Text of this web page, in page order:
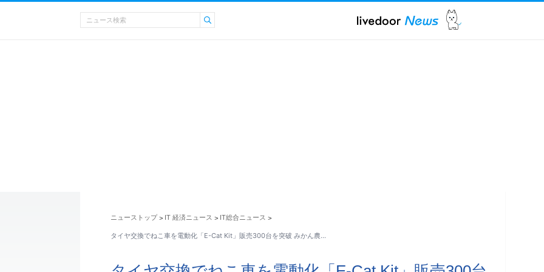
ニューストップ > IT 経済ニュース > IT総合ニュース >
タイヤ交換でねこ車を電動化「E-Cat Kit」販売300台を突破 みかん農…